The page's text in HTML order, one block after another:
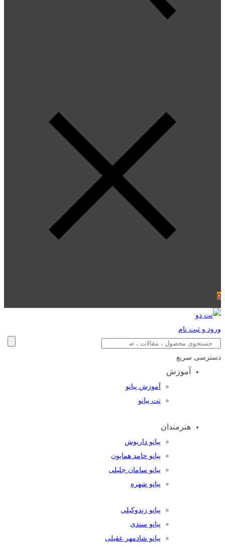
0
ورود و ثبت نام
دسترسی سریع
آموزش
آموزش پیانو
نت پیانو
هنرمندان
پیانو داریوش
پیانو حامد همایون
پیانو سامان جلیلی
پیانو شهره
پیانو زندوکیلی
پیانو سندی
پیانو شادمهر عقیلی